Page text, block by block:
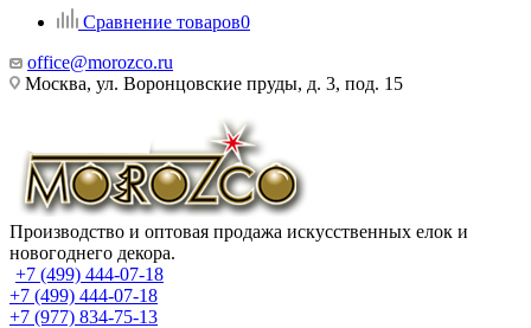
Сравнение товаров0
office@morozco.ru
Москва, ул. Воронцовские пруды, д. 3, под. 15
Производство и оптовая продажа искусственных елок и
новогоднего декора.
+7 (499) 444-07-18
+7 (499) 444-07-18
+7 (977) 834-75-13